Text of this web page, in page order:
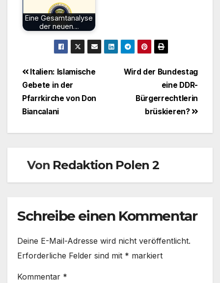
Eine Gesamtanalyse
der neuen…
Beitragsnavigation
Wird der Bundestag
eine DDR-
Bürgerrechtlerin
brüskieren?
Italien: Islamische
Gebete in der
Pfarrkirche von Don
Biancalani
Von Redaktion Polen 2
Schreibe einen Kommentar
Deine E-Mail-Adresse wird nicht veröffentlicht.
Erforderliche Felder sind mit * markiert
Kommentar *